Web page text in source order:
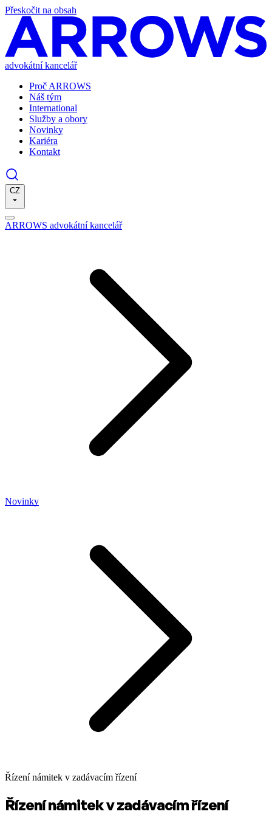
Přeskočit na obsah
advokátní kancelář
Proč ARROWS
Náš tým
International
Služby a obory
Novinky
Kariéra
Kontakt
CZ
ARROWS advokátní kancelář
Novinky
Řízení námitek v zadávacím řízení
Řízení námitek v zadávacím řízení